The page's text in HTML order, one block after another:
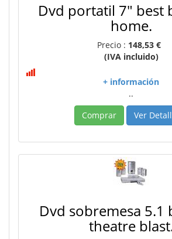
Dvd portatil 7" best
home.
Precio : 148,53 €
(IVA incluido)
+ información
..
Comprar
Ver
Dvd sobremesa 5.1
theatre